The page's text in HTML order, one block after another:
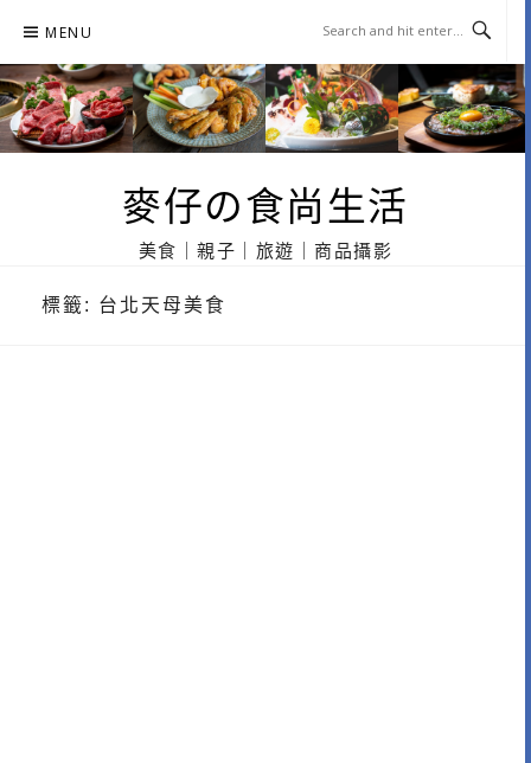
content
MENU
麥仔の食尚生活
美食｜親子｜旅遊｜商品攝影
標籤: 台北天母美食